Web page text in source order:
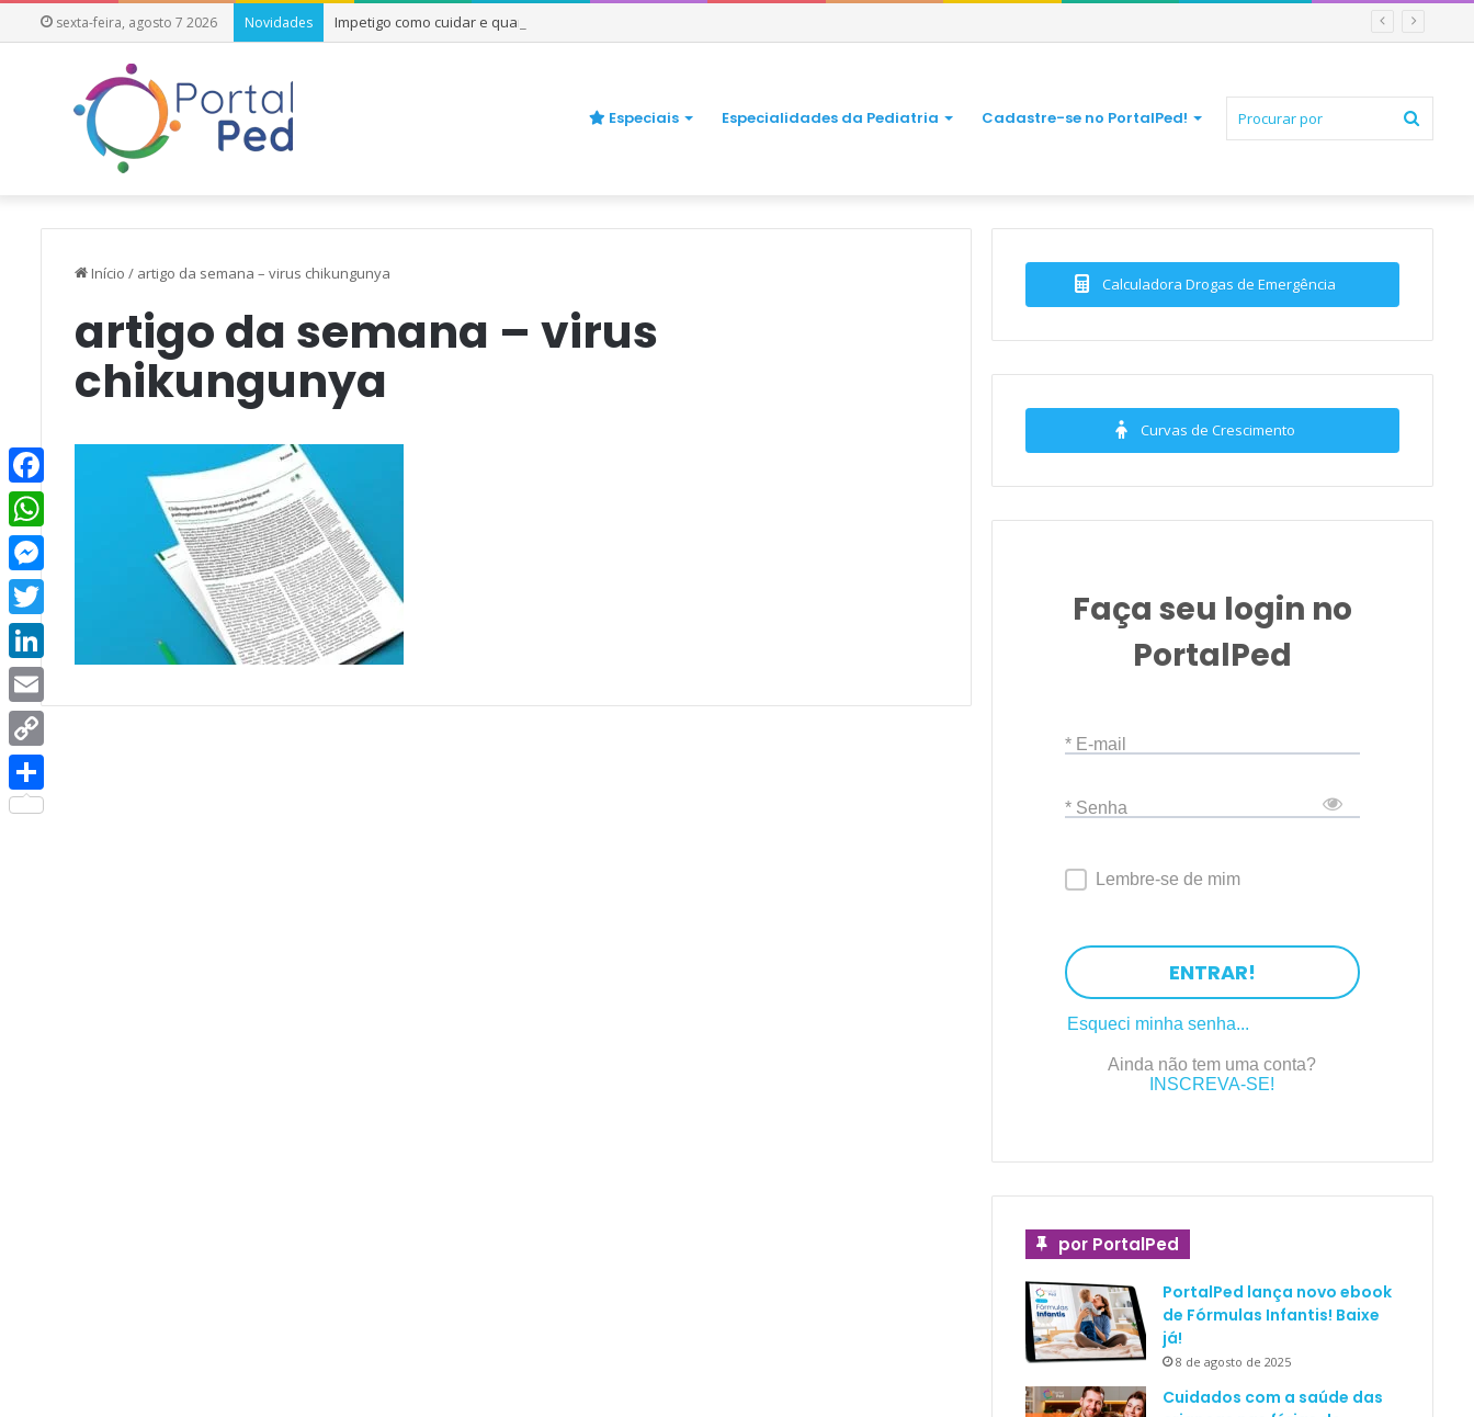
sexta-feira, agosto 7 2026 Novidades Impetigo como cuidar e quando se preocupar
Especiais Especialidades da Pediatria Cadastre-se no PortalPed!
Início / artigo da semana – virus chikungunya
artigo da semana – virus
chikungunya
Calculadora Drogas de Emergência
Curvas de Crescimento
Faça seu login no
PortalPed
* E-mail
* Senha
Lembre-se de mim
ENTRAR!
Esqueci minha senha...
Ainda não tem uma conta?
INSCREVA-SE!
por PortalPed
PortalPed lança novo ebook
de Fórmulas Infantis! Baixe
já!
8 de agosto de 2025
Cuidados com a saúde das
Facebook
WhatsApp
Messenger
Twitter
LinkedIn
Email
Copy
Link
Share